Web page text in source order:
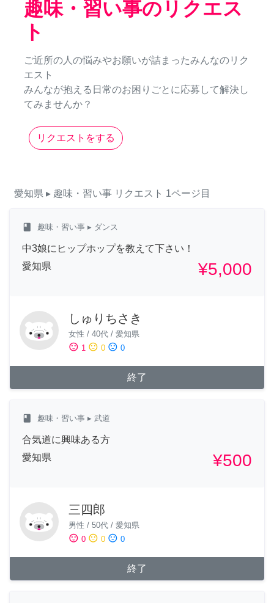
趣味・習い事のリクエス
ト
ご近所の人の悩みやお願いが詰まったみんなのリク
エスト
みんなが抱える日常のお困りごとに応募して解決し
てみませんか？
リクエストをする
愛知県 ▸ 趣味・習い事 リクエスト 1ページ目
class 趣味・習い事 ▸ ダンス
中3娘にヒップホップを教えて下さい！
愛知県
¥5,000
しゅりちさき
女性 / 40代 / 愛知県
sentiment_satisfied 1 sentiment_neutral 0 sentiment_dissatisfied 0
終了
class 趣味・習い事 ▸ 武道
合気道に興味ある方
愛知県
¥500
三四郎
男性 / 50代 / 愛知県
sentiment_satisfied 0 sentiment_neutral 0 sentiment_dissatisfied 0
終了